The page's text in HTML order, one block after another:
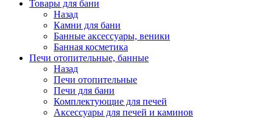
Товары для бани
Назад
Камни для бани
Банные аксессуары, веники
Банная косметика
Печи отопительные, банные
Назад
Печи отопительные
Печи для бани
Комплектующие для печей
Аксессуары для печей и каминов